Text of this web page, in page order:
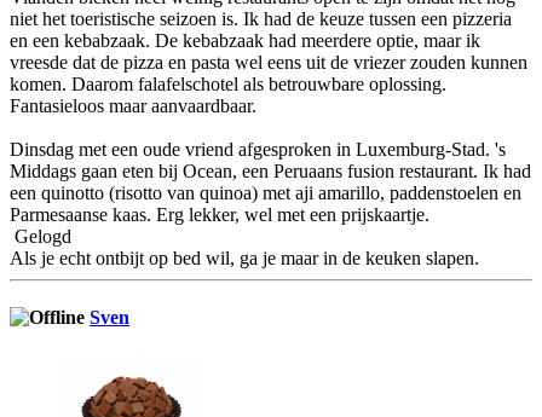
niet het toeristische seizoen is. Ik had de keuze tussen een pizzeria
en een kebabzaak. De kebabzaak had meerdere optie, maar ik
vreesde dat de pizza en pasta wel eens uit de vriezer zouden kunnen
komen. Daarom falafelschotel als betrouwbare oplossing.
Fantasieloos maar aanvaardbaar.
Dinsdag met een oude vriend afgesproken in Luxemburg-Stad. 's
Middags gaan eten bij Ocean, een Peruaans fusion restaurant. Ik had
een quinotto (risotto van quinoa) met aji amarillo, paddenstoelen en
Parmesaanse kaas. Erg lekker, wel met een prijskaartje.
Gelogd
Als je echt ontbijt op bed wil, ga je maar in de keuken slapen.
Sven